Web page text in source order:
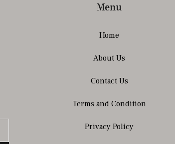
Menu
Home
About Us
Contact Us
Terms and Condition
Privacy Policy